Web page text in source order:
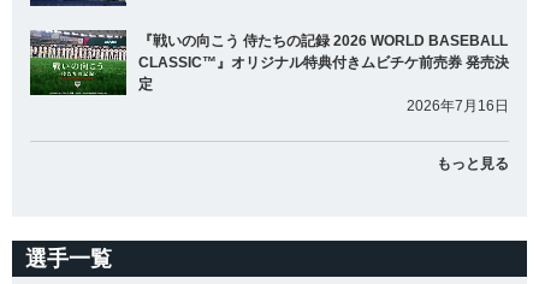
『戦いの向こう 侍たちの記録 2026 WORLD BASEBALL
CLASSIC™』オリジナル特典付きムビチケ前売券 発売決
定
2026年7月16日
もっと見る
選手一覧